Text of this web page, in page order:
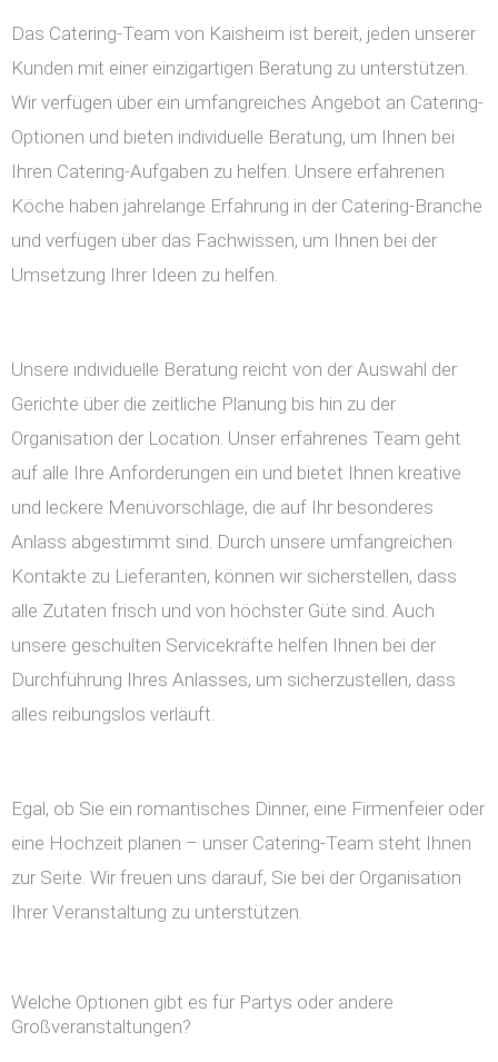
Das Catering-Team von Kaisheim ist bereit, jeden unserer
Kunden mit einer einzigartigen Beratung zu unterstützen.
Wir verfügen über ein umfangreiches Angebot an Catering-
Optionen und bieten individuelle Beratung, um Ihnen bei
Ihren Catering-Aufgaben zu helfen. Unsere erfahrenen
Köche haben jahrelange Erfahrung in der Catering-Branche
und verfügen über das Fachwissen, um Ihnen bei der
Umsetzung Ihrer Ideen zu helfen.
Unsere individuelle Beratung reicht von der Auswahl der
Gerichte über die zeitliche Planung bis hin zu der
Organisation der Location. Unser erfahrenes Team geht
auf alle Ihre Anforderungen ein und bietet Ihnen kreative
und leckere Menüvorschläge, die auf Ihr besonderes
Anlass abgestimmt sind. Durch unsere umfangreichen
Kontakte zu Lieferanten, können wir sicherstellen, dass
alle Zutaten frisch und von höchster Güte sind. Auch
unsere geschulten Servicekräfte helfen Ihnen bei der
Durchführung Ihres Anlasses, um sicherzustellen, dass
alles reibungslos verläuft.
Egal, ob Sie ein romantisches Dinner, eine Firmenfeier oder
eine Hochzeit planen – unser Catering-Team steht Ihnen
zur Seite. Wir freuen uns darauf, Sie bei der Organisation
Ihrer Veranstaltung zu unterstützen.
Welche Optionen gibt es für Partys oder andere
Großveranstaltungen?